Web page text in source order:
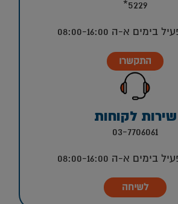
5229*
א-ה 08:00-16:00
התקשרו
שירות לקוחות
03-7706061
א-ה 08:00-16:00
לשיחה